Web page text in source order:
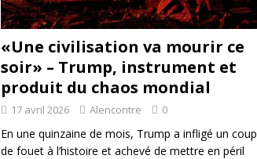
«Une civilisation va mourir ce
soir» – Trump, instrument et
produit du chaos mondial
17 avril 2026 Alencontre 0
En une quinzaine de mois, Trump a infligé un coup
de fouet à l’histoire et achevé de mettre en péril